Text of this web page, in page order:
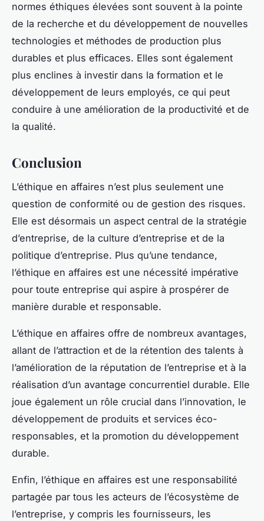
normes éthiques élevées sont souvent à la pointe
de la recherche et du développement de nouvelles
technologies et méthodes de production plus
durables et plus efficaces. Elles sont également
plus enclines à investir dans la formation et le
développement de leurs employés, ce qui peut
conduire à une amélioration de la productivité et de
la qualité.
Conclusion
L’éthique en affaires n’est plus seulement une
question de conformité ou de gestion des risques.
Elle est désormais un aspect central de la stratégie
d’entreprise, de la culture d’entreprise et de la
politique d’entreprise. Plus qu’une tendance,
l’éthique en affaires est une nécessité impérative
pour toute entreprise qui aspire à prospérer de
manière durable et responsable.
L’éthique en affaires offre de nombreux avantages,
allant de l’attraction et de la rétention des talents à
l’amélioration de la réputation de l’entreprise et à la
réalisation d’un avantage concurrentiel durable. Elle
joue également un rôle crucial dans l’innovation, le
développement de produits et services éco-
responsables, et la promotion du développement
durable.
Enfin, l’éthique en affaires est une responsabilité
partagée par tous les acteurs de l’écosystème de
l’entreprise, y compris les fournisseurs, les